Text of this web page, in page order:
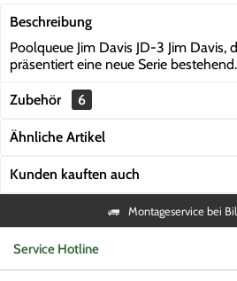
Beschreibung
Poolqueue Jim Davis JD-3 Jim Davis,
präsentiert eine neue Serie
Zubehör 6
Ähnliche Artikel
Kunden kauften auch
Montageservice bei
Service Hotline